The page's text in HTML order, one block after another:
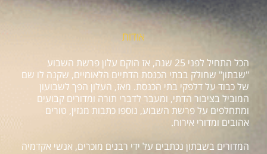
אודות
הכל התחיל לפני 25 שנה, אז הוקם עלון פרשת השבוע
"שבתון" שחולק בבתי הכנסת הדתיים הלאומיים, שקנה לו שם
של כבוד על דלפקי בתי הכנסת. מאז, העלון הפך לשבועון
המוביל בציבור הדתי, ומעבר לדברי תורה ומדורים קבועים
ומתחלפים על פרשת השבוע, נוספו כתבות מגזין, טורים
אהובים ומדורי אירוח.
המדורים בשבתון נכתבים על ידי רבנים מוכרים, אנשי אקדמיה